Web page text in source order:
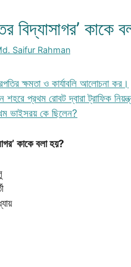
বিদ্যাসাগর’ কাকে
Saifur Rahman
ক্ষমতা ও কার্যাবলি আলোচনা কর।
শহরে প্রথম রোবট দ্বারা ট্রাফিক
ভাইসরয় কে ছিলেন?
কাকে বলা হয়?